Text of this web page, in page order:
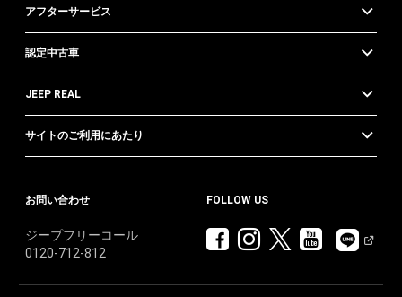
アフターサービス
認定中古車
JEEP REAL
サイトのご利用にあたり
お問い合わせ
ジープフリーコール
0120-712-812
FOLLOW US